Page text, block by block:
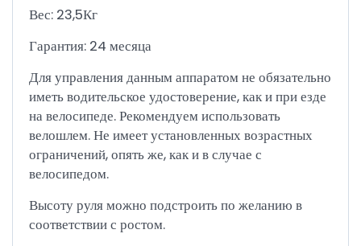
Вес: 23,5Кг
Гарантия: 24 месяца
Для управления данным аппаратом не обязательно
иметь водительское удостоверение, как и при езде
на велосипеде. Рекомендуем использовать
велошлем. Не имеет установленных возрастных
ограничений, опять же, как и в случае с
велосипедом.
Высоту руля можно подстроить по желанию в
соответствии с ростом.